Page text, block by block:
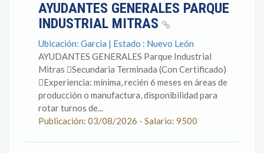
AYUDANTES GENERALES PARQUE
INDUSTRIAL MITRAS
Ubicación: Garcia | Estado : Nuevo León
AYUDANTES GENERALES Parque Industrial
Mitras Secundaria Terminada (Con Certificado)
Experiencia: mínima, recién 6 meses en áreas de
producción o manufactura, disponibilidad para
rotar turnos de...
Publicación: 03/08/2026 - Salario: 9500